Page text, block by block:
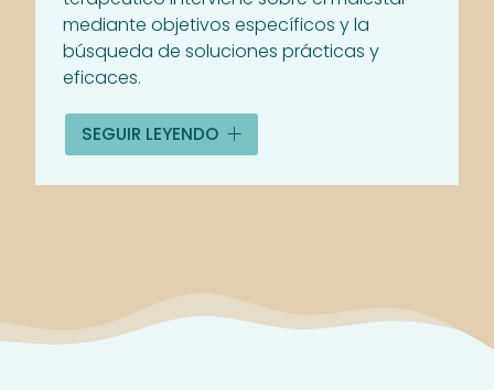
mediante objetivos específicos y la
búsqueda de soluciones prácticas y
eficaces.
Este acompañamiento permite desarrollar
herramientas personales para gestionar el
día a día y recuperar elbienestar integral.
SEGUIR LEYENDO